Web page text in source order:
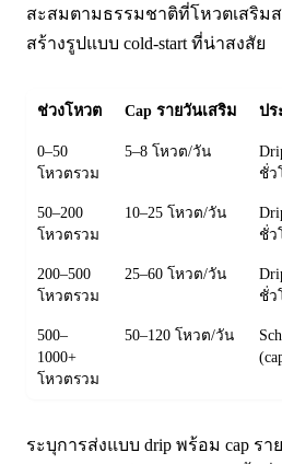
สะสมตามธรรมชาติที่โหวตเสริม
สร้างรูปแบบ cold-start ที่น่าสงสัย
ช่วงโหวต Cap รายวันเสริม ปร
0–50
โหวตรวม
5–8 โหวต/วัน
ชั่ว
50–200
โหวตรวม
10–25 โหวต/วัน
ชั่ว
200–500
โหวตรวม
25–60 โหวต/วัน
ชั่ว
500–
1000+
โหวตรวม
50–120 โหวต/วัน
ระบุการส่งแบบ drip พร้อม cap ร